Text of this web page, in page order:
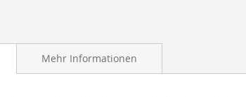
Mehr Informationen